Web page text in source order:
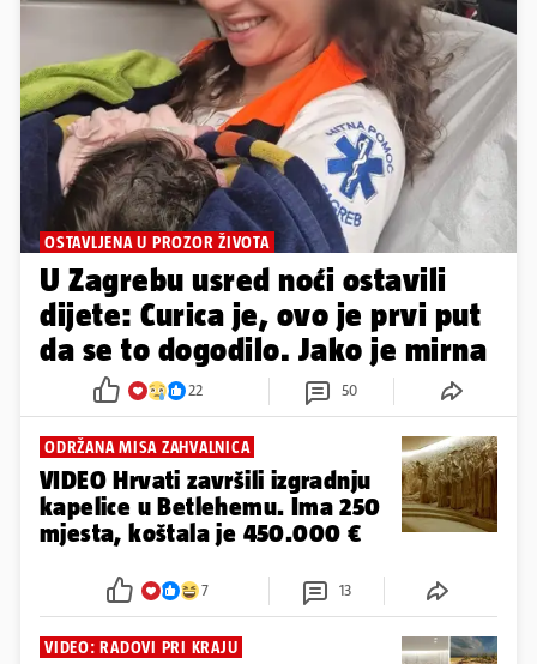
OSTAVLJENA U PROZOR ŽIVOTA
U Zagrebu usred noći ostavili
dijete: Curica je, ovo je prvi put
da se to dogodilo. Jako je mirna
22 50
ODRŽANA MISA ZAHVALNICA
VIDEO Hrvati završili izgradnju
kapelice u Betlehemu. Ima 250
mjesta, koštala je 450.000 €
7 13
VIDEO: RADOVI PRI KRAJU